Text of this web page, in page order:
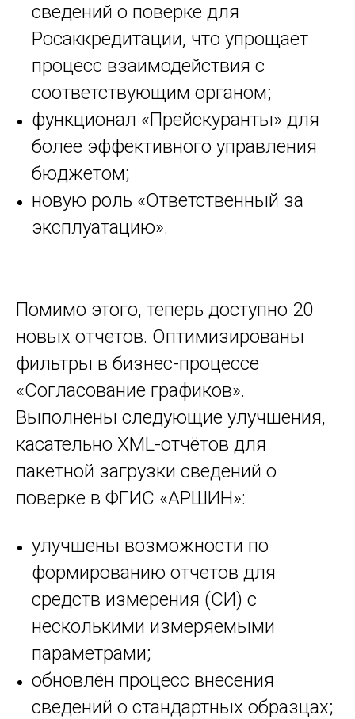
сведений о поверке для
Росаккредитации, что упрощает
процесс взаимодействия с
соответствующим органом;
функционал «Прейскуранты» для
более эффективного управления
бюджетом;
новую роль «Ответственный за
эксплуатацию».
Помимо этого, теперь доступно 20
новых отчетов. Оптимизированы
фильтры в бизнес-процессе
«Согласование графиков».
Выполнены следующие улучшения,
касательно XML-отчётов для
пакетной загрузки сведений о
поверке в ФГИС «АРШИН»:
улучшены возможности по
формированию отчетов для
средств измерения (СИ) с
несколькими измеряемыми
параметрами;
обновлён процесс внесения
сведений о стандартных образцах;